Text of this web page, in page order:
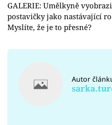
GALERIE: Umělkyně
postavičky jako nastávající
Myslíte, že je to přesné?
Autor